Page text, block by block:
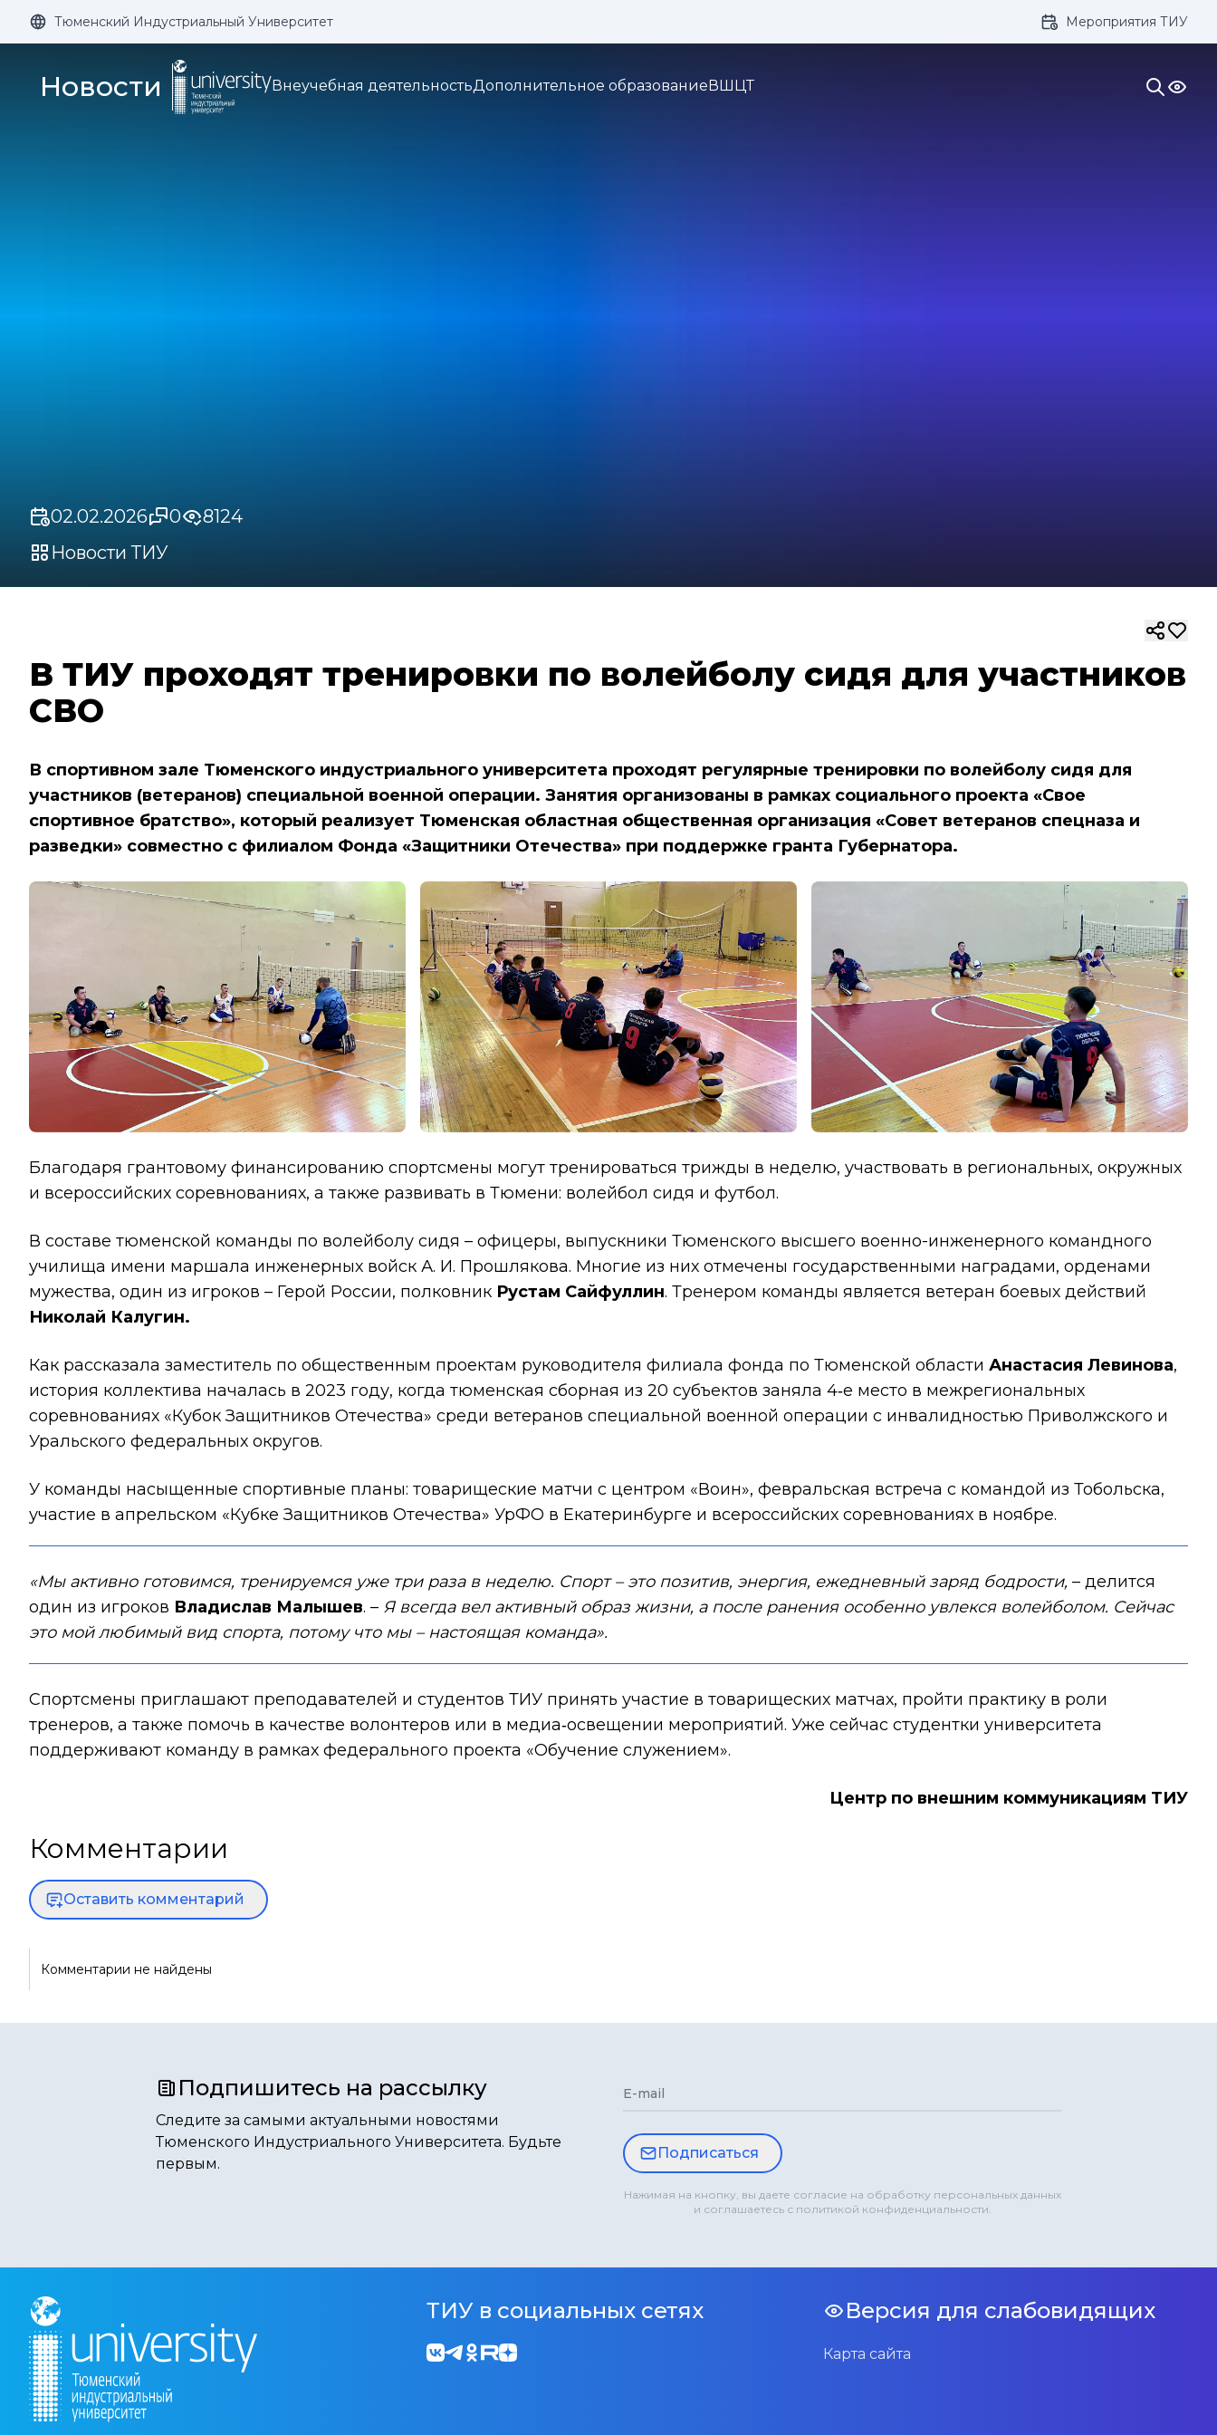
Размер шрифта: Цвет: Изображения: Кернинг: 1x 2x 3x Озвучивание:
Тюменский Индустриальный Университет Мероприятия ТИУ
Новости Внеучебная деятельностьДополнительное образованиеВШЦТ
02.02.2026 0
8124
Новости ТИУ
В ТИУ проходят тренировки по волейболу сидя для участников
СВО
В спортивном зале Тюменского индустриального университета проходят регулярные тренировки по волейболу сидя для
участников (ветеранов) специальной военной операции. Занятия организованы в рамках социального проекта «Свое
спортивное братство», который реализует Тюменская областная общественная организация «Совет ветеранов спецназа и
разведки» совместно с филиалом Фонда «Защитники Отечества» при поддержке гранта Губернатора.
Благодаря грантовому финансированию спортсмены могут тренироваться трижды в неделю, участвовать в региональных, окружных
и всероссийских соревнованиях, а также развивать в Тюмени: волейбол сидя и футбол.
В составе тюменской команды по волейболу сидя – офицеры, выпускники Тюменского высшего военно-инженерного командного
училища имени маршала инженерных войск А. И. Прошлякова. Многие из них отмечены государственными наградами, орденами
мужества, один из игроков – Герой России, полковник Рустам Сайфуллин. Тренером команды является ветеран боевых действий
Николай Калугин.
Как рассказала заместитель по общественным проектам руководителя филиала фонда по Тюменской области Анастасия Левинова,
история коллектива началась в 2023 году, когда тюменская сборная из 20 субъектов заняла 4‑е место в межрегиональных
соревнованиях «Кубок Защитников Отечества» среди ветеранов специальной военной операции с инвалидностью Приволжского и
Уральского федеральных округов.
У команды насыщенные спортивные планы: товарищеские матчи с центром «Воин», февральская встреча с командой из Тобольска,
участие в апрельском «Кубке Защитников Отечества» УрФО в Екатеринбурге и всероссийских соревнованиях в ноябре.
«Мы активно готовимся, тренируемся уже три раза в неделю. Спорт – это позитив, энергия, ежедневный заряд бодрости, – делится
один из игроков Владислав Малышев. – Я всегда вел активный образ жизни, а после ранения особенно увлекся волейболом. Сейчас
это мой любимый вид спорта, потому что мы – настоящая команда».
Спортсмены приглашают преподавателей и студентов ТИУ принять участие в товарищеских матчах, пройти практику в роли
тренеров, а также помочь в качестве волонтеров или в медиа‑освещении мероприятий. Уже сейчас студентки университета
поддерживают команду в рамках федерального проекта «Обучение служением».
Центр по внешним коммуникациям ТИУ
Комментарии
Оставить комментарий
Комментарии не найдены
Подпишитесь на рассылку
Следите за самыми актуальными новостями
Тюменского Индустриального Университета. Будьте
первым.
E-mail
Подписаться
Нажимая на кнопку, вы даете согласие на обработку персональных данных
и соглашаетесь с политикой конфиденциальности.
ТИУ в социальных сетях Версия для слабовидящих
Карта сайта